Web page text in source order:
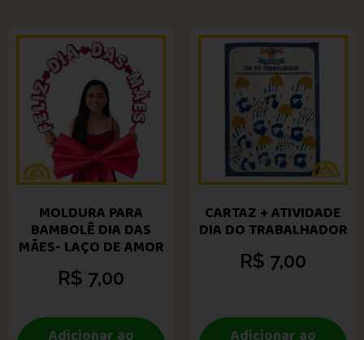
MOLDURA PARA
BAMBOLÊ DIA DAS
MÃES- LAÇO DE AMOR
R$ 7,00
CARTAZ + ATIVIDADE
DIA DO TRABALHADOR
R$ 7,00